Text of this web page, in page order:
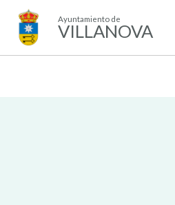
Ayuntamiento de
VILLANOVA